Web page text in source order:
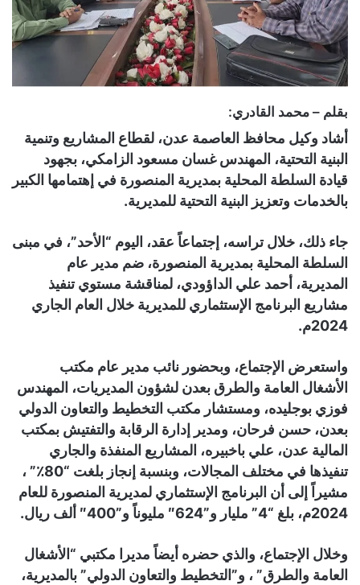
بقلم – محمد القادري:
أشاد وكيل محافظ العاصمة عدن، لقطاع المشاريع وتنمية
البنية التحتية، المهندس غسان مسعود الزامكي، بجهود
قيادة السلطة المحلية بمديرية المنصورة في إهتمامها الكبير
بالخدمات وتعزيز البنية التحتية للمديرية.
جاء ذلك، خلال تراسه، إجتماعاً عقد، اليوم “الأحد”، في مبنى
السلطة المحلية بمديرية المنصورة، ضم مدير عام
المديرية، أحمد علي الداؤودي، لمناقشة مستوي تنفيذ
مشاريع البرنامج الإستثماري للمديرية خلال العام الجاري
2024م.
واستعرض الإجتماع، وبحضور نائب مدير عام مكتب
الأشغال العامة والطرق بعدن لشؤون المديريات، المهندس
فوزي بوجليده، ومستشار مكتب التخطيط والتعاون الدولي
بعدن، حسن فرحان، ومدير إدارة الرقابة والتفتيش بمكتب
المالية عدن، علي باخبيره، المشاريع المنفذة والجاري
تنفيذها في مختلف المجالات، وبنسبة إنجاز بلغت “80٪” ،
مشيراً إلى أن البرنامج الإستثماري لمديرية المنصورة للعام
2024م، بلغ “4” مليار و”624″ مليوناً و”400″ ألف ريال.
وخلال الإجتماع، والذي حضره أيضاً مديرا مكتبي “الأشغال
العامة والطرق” ، و”التخطيط والتعاون الدولي” بالمديرية،